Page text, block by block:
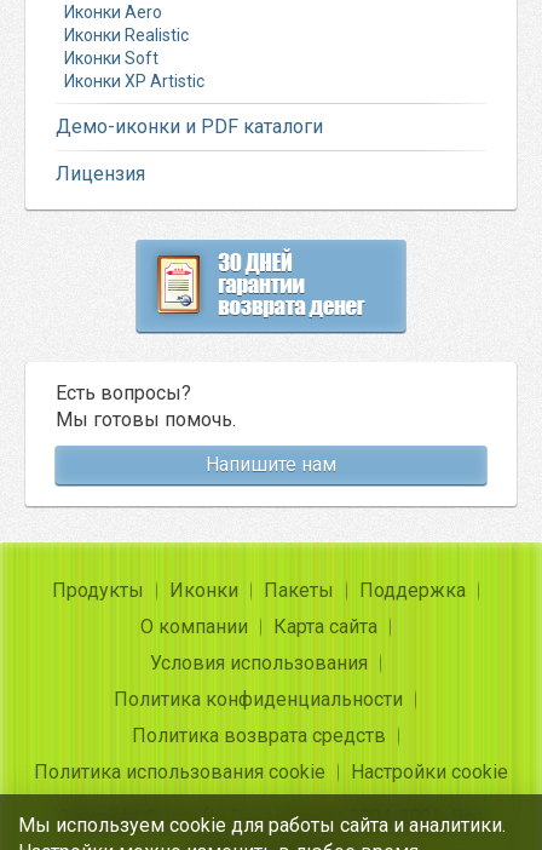
Иконки Aero
Иконки Realistic
Иконки Soft
Иконки XP Artistic
Демо-иконки и PDF каталоги
Лицензия
Есть вопросы?
Мы готовы помочь.
Напишите нам
Продукты Иконки Пакеты
Поддержка
О компании
Карта сайта
Условия использования
Политика конфиденциальности
Политика возврата средств
Политика использования cookie
Настройки cookie
Copyright © Insofta Development 2004-2026. Все
Мы используем cookie для работы сайта и аналитики.